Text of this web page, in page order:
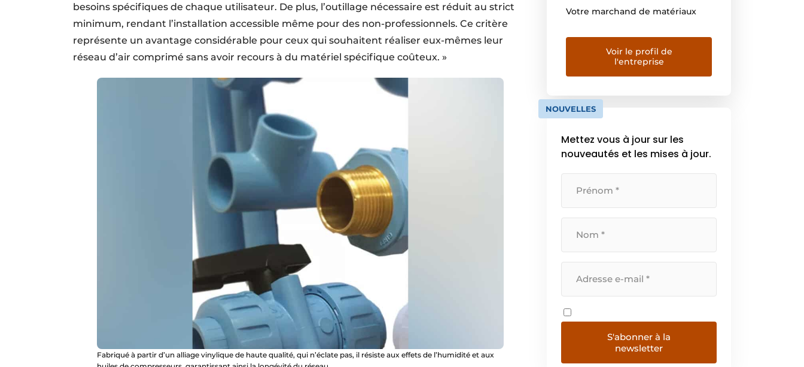
besoins spécifiques de chaque utilisateur. De plus, l’outillage nécessaire est réduit au strict
minimum, rendant l’installation accessible même pour des non-professionnels. Ce critère
représente un avantage considérable pour ceux qui souhaitent réaliser eux-mêmes leur
réseau d’air comprimé sans avoir recours à du matériel spécifique coûteux. »
Fabriqué à partir d’un alliage vinylique de haute qualité, qui n’éclate pas, il résiste aux effets de l’humidité et aux
Votre marchand de matériaux
Voir le profil de
l'entreprise
NOUVELLES
Mettez vous à jour sur les
nouveautés et les mises à jour.
S'abonner à la
newsletter